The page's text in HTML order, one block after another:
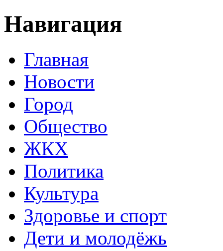
Навигация
Главная
Новости
Город
Общество
ЖКХ
Политика
Культура
Здоровье и спорт
Дети и молодёжь